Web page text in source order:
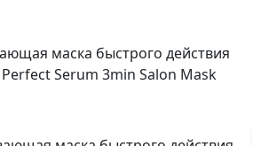
маска быстрого действия
Perfect Serum 3min Salon Mask